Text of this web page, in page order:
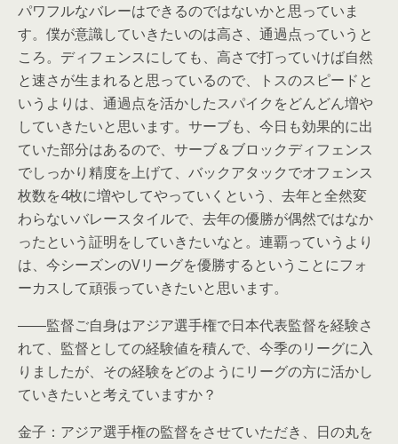
パワフルなバレーはできるのではないかと思っていま
す。僕が意識していきたいのは高さ、通過点っていうと
ころ。ディフェンスにしても、高さで打っていけば自然
と速さが生まれると思っているので、トスのスピードと
いうよりは、通過点を活かしたスパイクをどんどん増や
していきたいと思います。サーブも、今日も効果的に出
ていた部分はあるので、サーブ＆ブロックディフェンス
でしっかり精度を上げて、バックアタックでオフェンス
枚数を4枚に増やしてやっていくという、去年と全然変
わらないバレースタイルで、去年の優勝が偶然ではなか
ったという証明をしていきたいなと。連覇っていうより
は、今シーズンのVリーグを優勝するということにフォ
ーカスして頑張っていきたいと思います。
――監督ご自身はアジア選手権で日本代表監督を経験さ
れて、監督としての経験値を積んで、今季のリーグに入
りましたが、その経験をどのようにリーグの方に活かし
ていきたいと考えていますか？
金子：アジア選手権の監督をさせていただき、日の丸を